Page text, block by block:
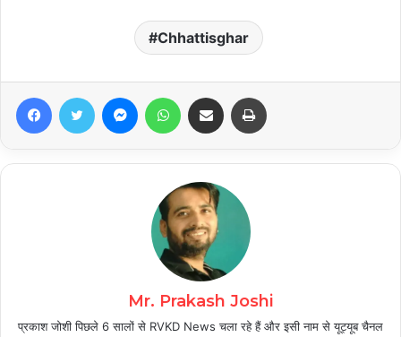
Chhattisghar
FacebookTwitter MessengerWhatsAppShare via Email
Mr. Prakash Joshi
प्रकाश जोशी पिछले 6 सालों से RVKD News चला रहे हैं और इसी नाम से यूट्यूब चैनल